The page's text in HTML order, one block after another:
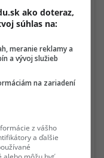
že som v skutočnosti
Dnešný malý výlet
kde som mala
centrum Zeus
čas a prajem
ako doteraz,
súhlas na:
meranie reklamy a
a vývoj služieb
na zariadení
z vášho
a ďalšie